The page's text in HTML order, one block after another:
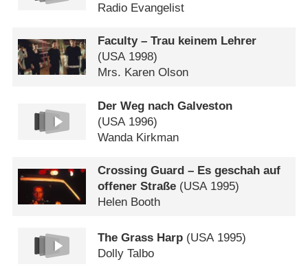
Radio Evangelist
Faculty – Trau keinem Lehrer
(USA1998)
Mrs. Karen Olson
Der Weg nach Galveston
(USA1996)
Wanda Kirkman
Crossing Guard – Es geschah auf
offener Straße (USA1995)
Helen Booth
The Grass Harp (USA1995)
Dolly Talbo